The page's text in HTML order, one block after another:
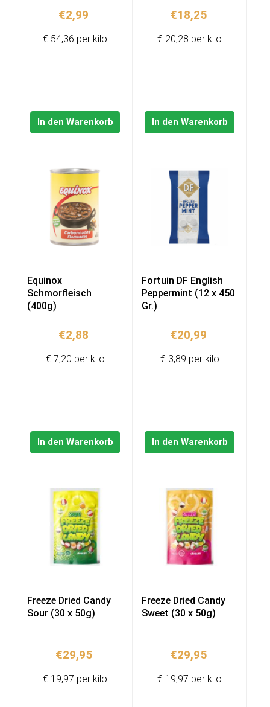
€2,99
In den Warenkorb
€ 54,36 per kilo
€18,25
In den Warenkorb
€ 20,28 per kilo
Equinox
Schmorfleisch
(400g)
€2,88
In den Warenkorb
€ 7,20 per kilo
Fortuin DF English
Peppermint (12 x 450
Gr.)
€20,99
In den Warenkorb
€ 3,89 per kilo
Freeze Dried Candy
Sour (30 x 50g)
€29,95
€ 19,97 per kilo
Freeze Dried Candy
Sweet (30 x 50g)
€29,95
€ 19,97 per kilo